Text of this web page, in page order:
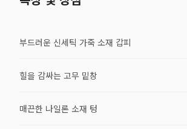
부드러운 신세틱 가죽 소재 갑피
힐을 감싸는 고무 밑창
매끈한 나일론 소재 텅